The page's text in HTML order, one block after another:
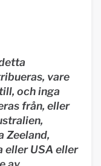
vare
och inga
från, eller
Zeeland,
eller USA eller